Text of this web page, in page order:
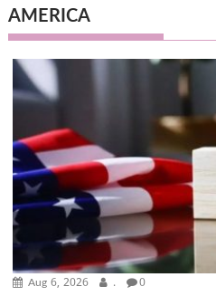
AMERICA
Aug 6, 2026 . 0